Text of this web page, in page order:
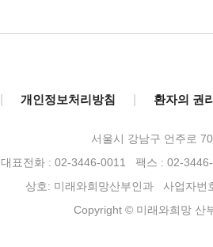
개인정보처리방침 환자의 권
서울시 강남구 언주로
대표전화 : 02-3446-0011 팩스 : 02-
상호: 미래와희망산부인과 사업자
Copyright © 미래와희망 산